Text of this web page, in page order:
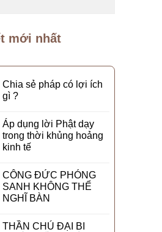
mới nhất
Chia sẻ pháp có lợi ích
gì ?
Áp dụng lời Phật dạy
trong thời khủng hoảng
kinh tế
CÔNG ĐỨC PHÓNG
SANH KHÔNG THỂ
NGHĨ BÀN
THẦN CHÚ ĐẠI BI